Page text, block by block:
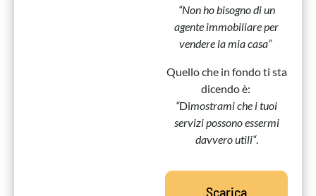
“Non ho bisogno di un
agente immobiliare per
vendere la mia casa”
Quello che in fondo ti sta
dicendo è:
“Dimostrami che i tuoi
servizi possono essermi
davvero utili“.
Scarica